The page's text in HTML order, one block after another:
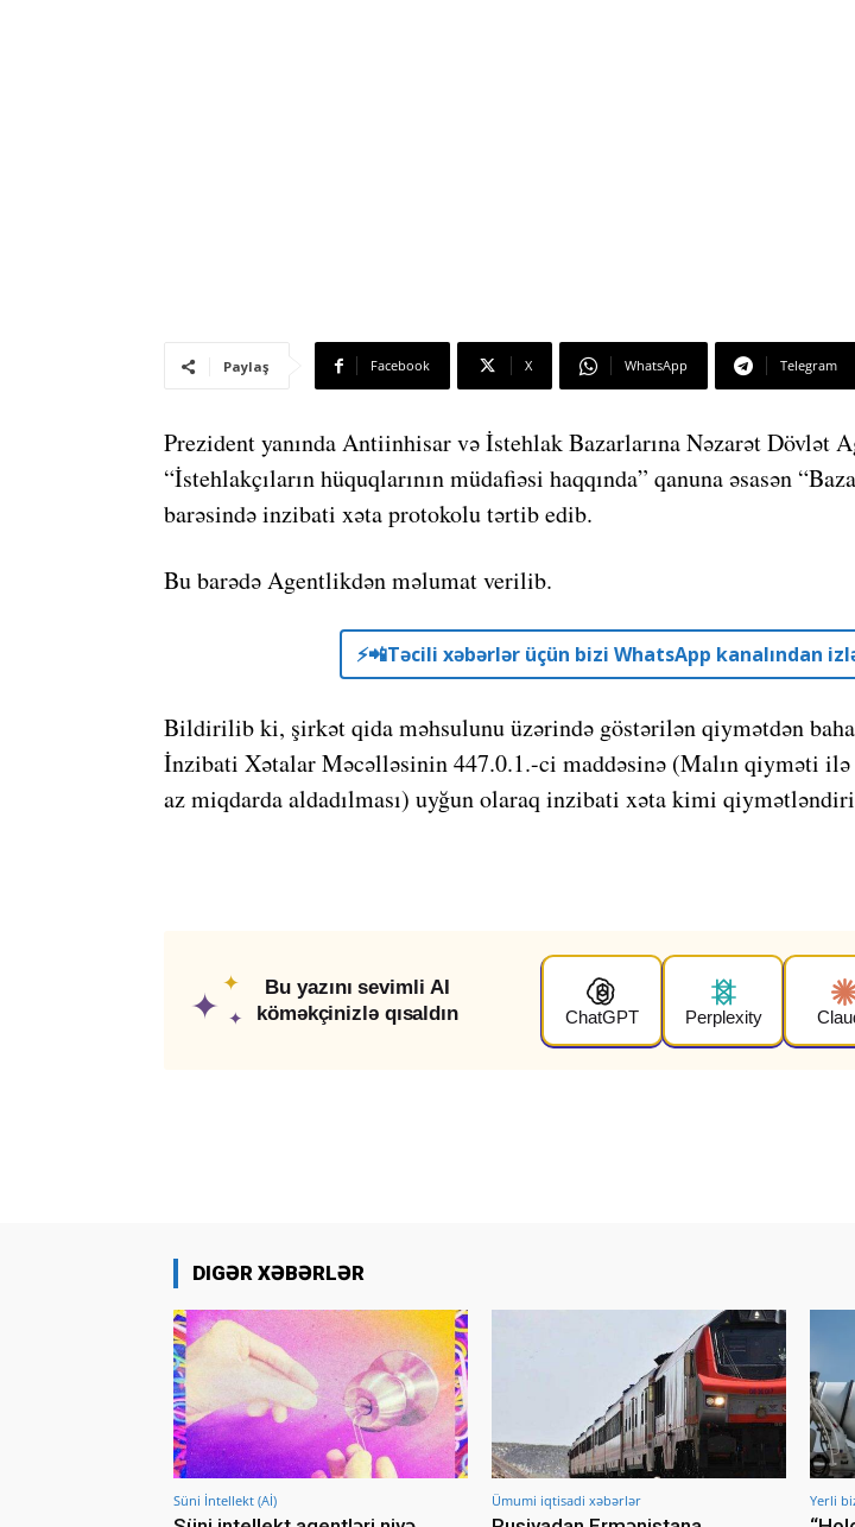
Paylaş Facebook X WhatsApp Telegram
Prezident yanında Antiinhisar və İstehlak Bazarlarına Nəzarət Dövlət
“İstehlakçıların hüquqlarının müdafiəsi haqqında” qanuna əsasən
barəsində inzibati xəta protokolu tərtib edib.
Bu barədə Agentlikdən məlumat verilib.
⚡️📲Təcili xəbərlər üçün bizi WhatsApp kanalından
Bildirilib ki, şirkət qida məhsulunu üzərində göstərilən qiymətdən baha
İnzibati Xətalar Məcəlləsinin 447.0.1.-ci maddəsinə (Malın qiyməti ilə
az miqdarda aldadılması) uyğun olaraq inzibati xəta kimi
✦
✦
✦
Bu yazını sevimli AI
köməkçinizlə qısaldın
ChatGPT Perplexity
DIGƏR XƏBƏRLƏR
Süni İntellekt (Aİ) Ümumi iqtisadi xəbərlər Yerli